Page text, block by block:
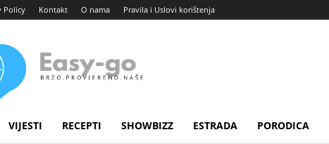
Policy Kontakt O nama Pravila i Uslovi korištenja
portal
VIJESTI RECEPTI SHOWBIZZ ESTRADA PORODICA